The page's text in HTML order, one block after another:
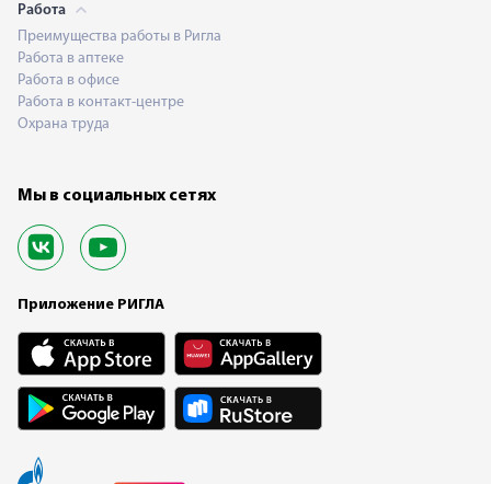
Работа
Преимущества работы в Ригла
Работа в аптеке
Работа в офисе
Работа в контакт-центре
Охрана труда
Мы в социальных сетях
Приложение РИГЛА